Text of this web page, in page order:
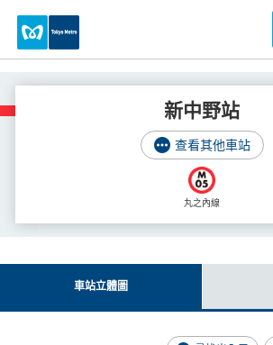
新中野站
查看其他車站
丸之內線
車站立體圖